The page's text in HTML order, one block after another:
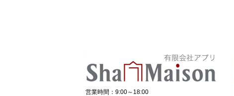
営業時間：9:00～18:00